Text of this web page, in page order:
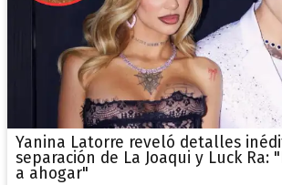
Yanina Latorre reveló detalles
separación de La Joaqui y Luck Ra:
a ahogar"